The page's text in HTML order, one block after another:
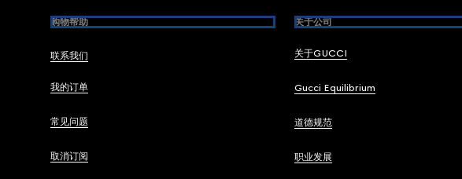
购物帮助
联系我们
我的订单
常见问题
取消订阅
关于公司
关于GUCCI
Gucci Equilibrium
道德规范
职业发展